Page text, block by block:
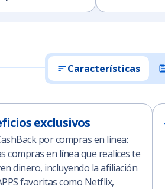
Características
exclusivos
por compras en línea:
compras en línea que realices te
dinero, incluyendo la afiliación
favoritas como Netflix,